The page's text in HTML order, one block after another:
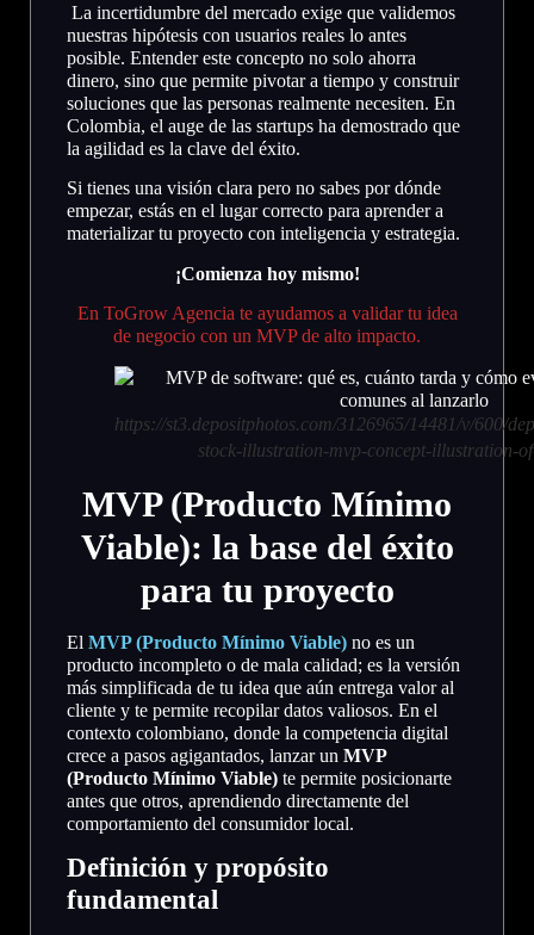
La incertidumbre del mercado exige que validemos
nuestras hipótesis con usuarios reales lo antes
posible. Entender este concepto no solo ahorra
dinero, sino que permite pivotar a tiempo y construir
soluciones que las personas realmente necesiten. En
Colombia, el auge de las startups ha demostrado que
la agilidad es la clave del éxito.
Si tienes una visión clara pero no sabes por dónde
empezar, estás en el lugar correcto para aprender a
materializar tu proyecto con inteligencia y estrategia.
¡Comienza hoy mismo!
En ToGrow Agencia te ayudamos a validar tu idea
de negocio con un MVP de alto impacto.
https://st3.depositphotos.com/3126965/14481/v/600/
stock-illustration-mvp-concept-illustration-
MVP (Producto Mínimo
Viable): la base del éxito
para tu proyecto
El MVP (Producto Mínimo Viable) no es un
producto incompleto o de mala calidad; es la versión
más simplificada de tu idea que aún entrega valor al
cliente y te permite recopilar datos valiosos. En el
contexto colombiano, donde la competencia digital
crece a pasos agigantados, lanzar un MVP
(Producto Mínimo Viable) te permite posicionarte
antes que otros, aprendiendo directamente del
comportamiento del consumidor local.
Definición y propósito
fundamental